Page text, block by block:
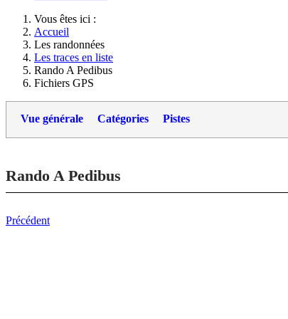
Vous êtes ici :
Accueil
Les randonnées
Les traces en liste
Rando A Pedibus
Fichiers GPS
Vue générale Catégories Pistes
Rando A Pedibus
Précédent